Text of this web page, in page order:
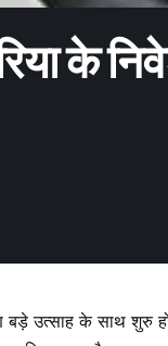
के
उत्साह के साथ शुरु